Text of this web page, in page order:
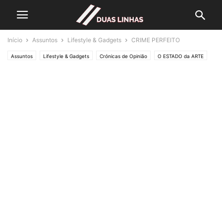
Início Assuntos Lifestyle & Gadgets CRIME PERFEITO
Assuntos Lifestyle & Gadgets Crónicas de Opinião O ESTADO da ARTE